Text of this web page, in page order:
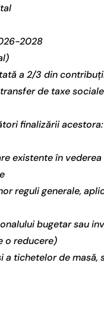
2028
a 2/3 din
de taxe
finalizării acestora:
existente în
reguli generale,
bugetar sau
o reducere)
tichetelor de masă,